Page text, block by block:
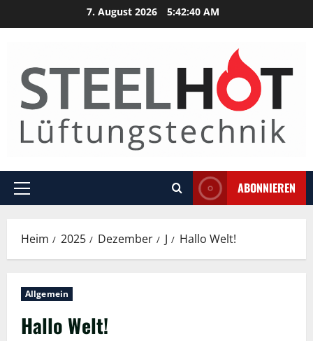
Inhalt
7. August 2026 5:42:40 AM
Hauptmenü ABONNIEREN
Heim 2025 Dezember J Hallo Welt!
Allgemein
Hallo Welt!